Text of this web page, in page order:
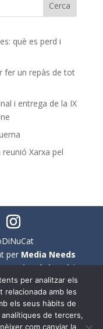
què es perd i
fer un repàs de tot
i entrega de la IX
Xarxa pel
per Media Needs
|Avís legal|
l'ús no sexista del
de la seva
per analitzar els
amb les
els seus hàbits de
analítiques de tercers,
com canviar la